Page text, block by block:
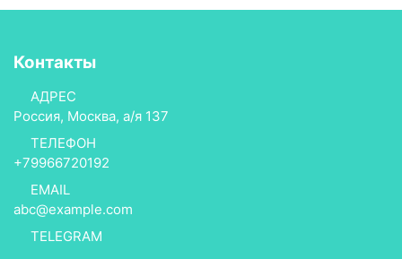
Контакты
АДРЕС
Россия, Москва, а/я 137
ТЕЛЕФОН
+79966720192
EMAIL
abc@example.com
TELEGRAM